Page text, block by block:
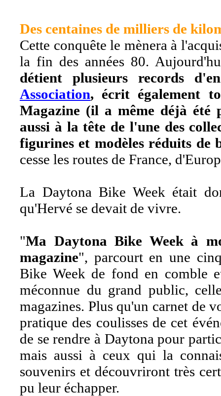
Des centaines de milliers de
Cette conquête le mènera à
la fin des années 80.
détient plusieurs records
Association, écrit également
Magazine (il a même déjà été
aussi à la tête de l'une des
figurines et modèles réduits de
cesse les routes de France,
La Daytona Bike Week était
qu'Hervé se devait de vivre.
"Ma Daytona Bike Week à
magazine", parcourt en une
Bike Week de fond en comble
méconnue du grand public,
magazines. Plus qu'un carnet de
pratique des coulisses de cet
de se rendre à Daytona pour
mais aussi à ceux qui la
souvenirs et découvriront très
pu leur échapper.